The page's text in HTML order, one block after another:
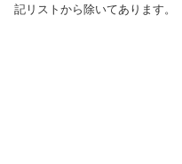
記リストから除いてあります。